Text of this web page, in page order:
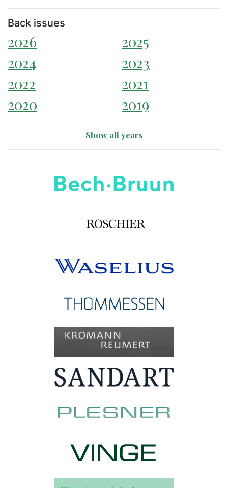
Back issues
2026
2025
2024
2023
2022
2021
2020
2019
Show all years